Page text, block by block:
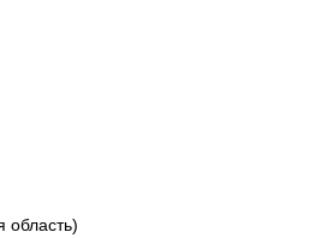
область)